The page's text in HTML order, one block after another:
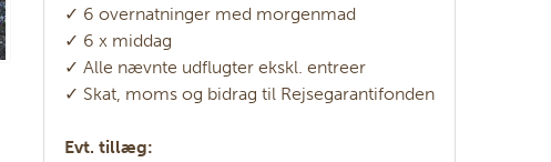
✓ 6 overnatninger med morgenmad
✓ 6 x middag
✓ Alle nævnte udflugter ekskl. entreer
✓ Skat, moms og bidrag til Rejsegarantifonden
Evt. tillæg: